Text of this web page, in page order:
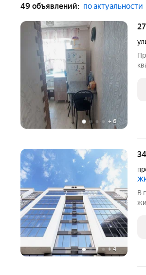
49 объявлений: по актуальности
+ 6
+4
В